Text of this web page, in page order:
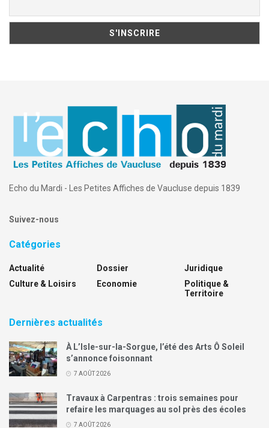
Echo du Mardi - Les Petites Affiches de Vaucluse depuis 1839
Suivez-nous
Catégories
Actualité
Culture & Loisirs
Dossier
Economie
Juridique
Politique &
Territoire
Dernières actualités
À L’Isle-sur-la-Sorgue, l’été des Arts Ô Soleil
s’annonce foisonnant
7 AOÛT 2026
Travaux à Carpentras : trois semaines pour
refaire les marquages au sol près des écoles
7 AOÛT 2026